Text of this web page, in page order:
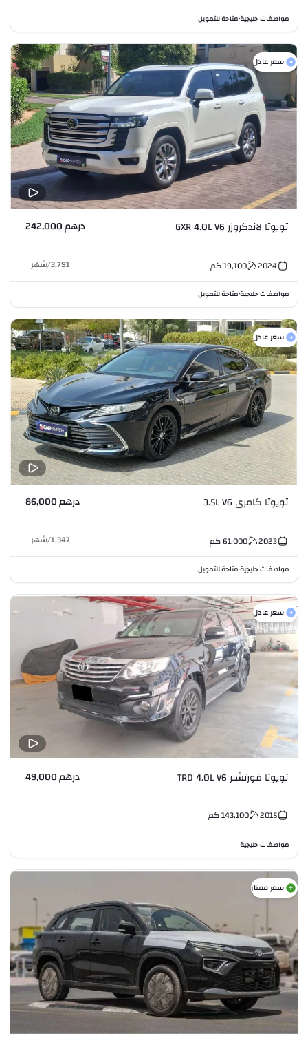
مواصفات خليجية•متاحة للتمويل
سعر عادل
تويوتا لاندكروزر GXR 4.0L V6 درهم 242,000
2024
19,100كم 3,791
/شهر
مواصفات خليجية•متاحة للتمويل
سعر عادل
تويوتا كامري 3.5L V6 درهم 86,000
2023
61,000كم 1,347
/شهر
مواصفات خليجية•متاحة للتمويل
سعر عادل
تويوتا فورتشنر TRD 4.0L V6 درهم 49,000
2015
143,100كم
مواصفات خليجية
سعر ممتاز